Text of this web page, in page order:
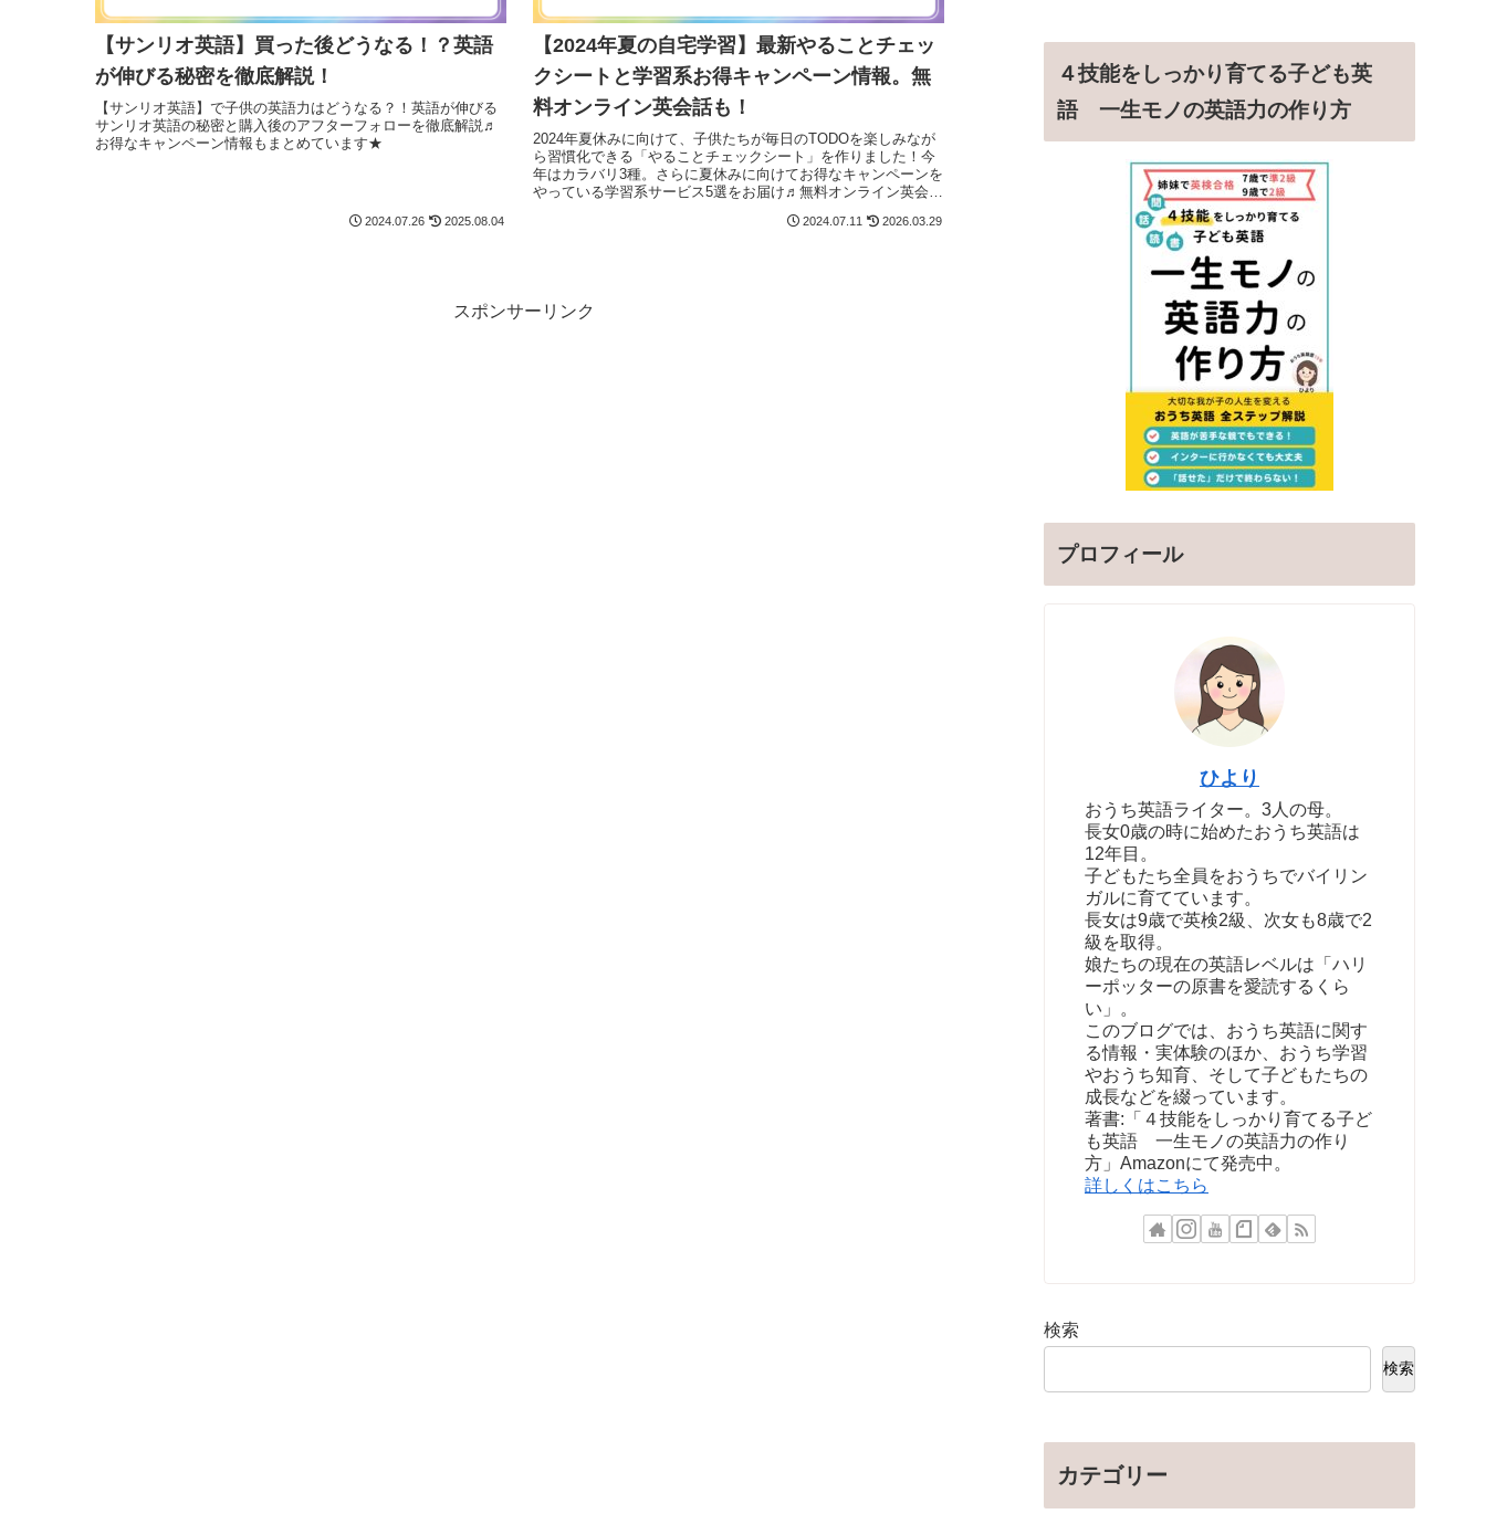
【サンリオ英語】買った後どうなる！？英語
が伸びる秘密を徹底解説！
【サンリオ英語】で子供の英語力はどうなる？！英語が伸びる
サンリオ英語の秘密と購入後のアフターフォローを徹底解説♬
お得なキャンペーン情報もまとめています★
2024.07.26 2025.08.04
【2024年夏の自宅学習】最新やることチェッ
クシートと学習系お得キャンペーン情報。無
料オンライン英会話も！
2024年夏休みに向けて、子供たちが毎日のTODOを楽しみなが
ら習慣化できる「やることチェックシート」を作りました！今
年はカラバリ3種。さらに夏休みに向けてお得なキャンペーンを
やっている学習系サービス5選をお届け♬無料オンライン英会話
2024.07.11 2026.03.29
スポンサーリンク
４技能をしっかり育てる子ども英
語 一生モノの英語力の作り方
プロフィール
ひより
おうち英語ライター。3人の母。
長女0歳の時に始めたおうち英語は
12年目。
子どもたち全員をおうちでバイリン
ガルに育てています。
長女は9歳で英検2級、次女も8歳で2
級を取得。
娘たちの現在の英語レベルは「ハリ
ーポッターの原書を愛読するくら
い」。
このブログでは、おうち英語に関す
る情報・実体験のほか、おうち学習
やおうち知育、そして子どもたちの
成長などを綴っています。
著書:「４技能をしっかり育てる子ど
も英語 一生モノの英語力の作り
方」Amazonにて発売中。
詳しくはこちら
検索
検索
カテゴリー